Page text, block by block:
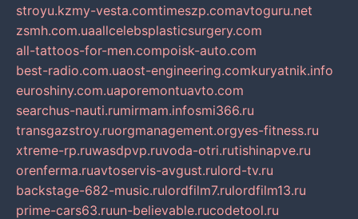
stroyu.kzmy-vesta.comtimeszp.comavtoguru.net
zsmh.com.uaallcelebsplasticsurgery.com
all-tattoos-for-men.compoisk-auto.com
best-radio.com.uaost-engineering.comkuryatnik.info
euroshiny.com.uaporemontuavto.com
searchus-nauti.rumirmam.infosmi366.ru
transgazstroy.ruorgmanagement.orgyes-fitness.ru
xtreme-rp.ruwasdpvp.ruvoda-otri.rutishinapve.ru
orenferma.ruavtoservis-avgust.rulord-tv.ru
backstage-682-music.rulordfilm7.rulordfilm13.ru
prime-cars63.ruun-believable.rucodetool.ru